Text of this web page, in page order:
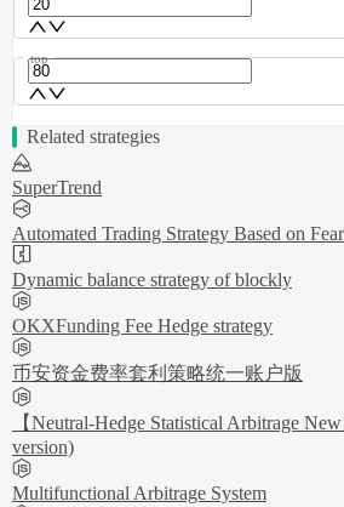
top
Related strategies
SuperTrend
Automated Trading Strategy Based on
Dynamic balance strategy of blockly
OKXFunding Fee Hedge strategy
币安资金费率套利策略统一账户版
【Neutral-Hedge Statistical Arbitrage
version)
Multifunctional Arbitrage System